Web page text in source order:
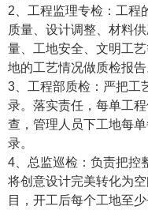
2、工程监理专检：工程
质量、设计调整、材料
量、工地安全、文明工
地的工艺情况做质检报告
3、工程部质检：严把工
录。落实责任，每单工
查，管理人员下工地每
录。
4、总监巡检：负责把控
将创意设计完美转化为
目，开工后每个工地至